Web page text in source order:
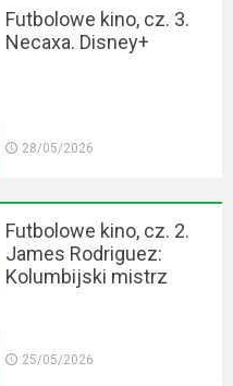
Futbolowe kino, cz. 3.
Necaxa. Disney+
28/05/2026
Futbolowe kino, cz. 2.
James Rodriguez:
Kolumbijski mistrz
25/05/2026